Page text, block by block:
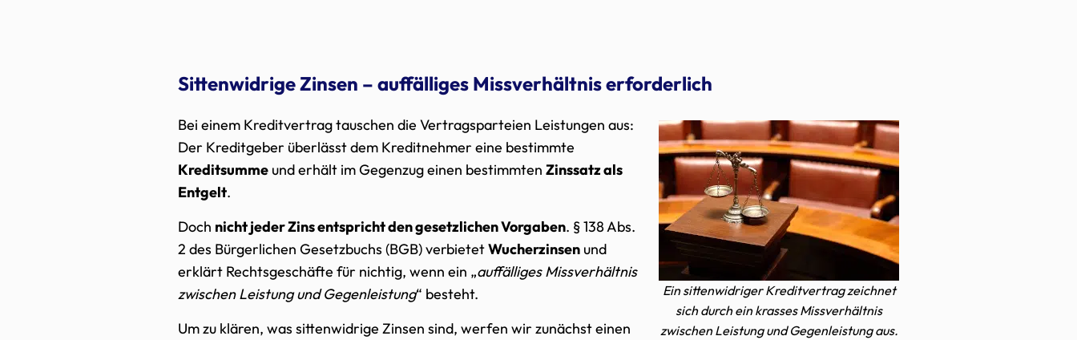
Sittenwidrige Zinsen – auffälliges Missverhältnis erforderlich
Ein sittenwidriger Kreditvertrag zeichnet
sich durch ein krasses Missverhältnis
zwischen Leistung und Gegenleistung aus.
Bei einem Kreditvertrag tauschen die Vertragsparteien Leistungen aus:
Der Kreditgeber überlässt dem Kreditnehmer eine bestimmte
Kreditsumme und erhält im Gegenzug einen bestimmten Zinssatz als
Entgelt.
Doch nicht jeder Zins entspricht den gesetzlichen Vorgaben. § 138 Abs.
2 des Bürgerlichen Gesetzbuchs (BGB) verbietetWucherzinsen und
erklärt Rechtsgeschäfte für nichtig, wenn ein „auffälliges Missverhältnis
zwischen Leistung und Gegenleistung“ besteht.
Um zu klären, was sittenwidrige Zinsen sind, werfen wir zunächst einen